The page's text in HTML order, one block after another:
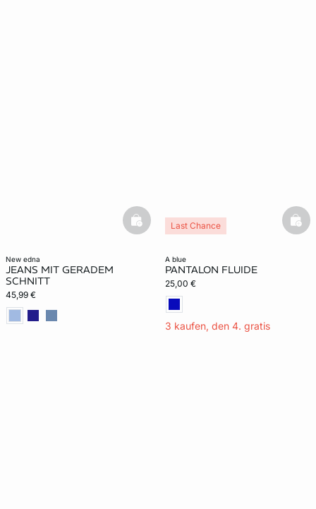
new edna
JEANS MIT GERADEM
SCHNITT
45,99 €
basketfull
a blue
PANTALON FLUIDE
25,00 €
3 kaufen, den 4. gratis
Last Chance